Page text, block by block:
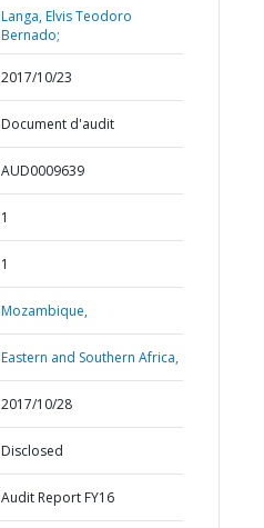
Langa, Elvis Teodoro
Bernado;
2017/10/23
Document d'audit
AUD0009639
1
1
Mozambique,
Eastern and Southern Africa,
2017/10/28
Disclosed
Audit Report FY16